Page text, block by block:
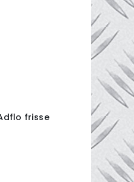
frisse
venster
89,00